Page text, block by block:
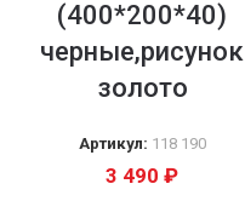
(400*200*40)
черные,рисунок
золото
Артикул: 118 190
3 490 ₽